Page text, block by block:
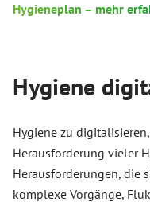
Hygieneplan – mehr
Hygiene
Hygiene zu digitalisieren
Herausforderung vieler
Herausforderungen, die
komplexe Vorgänge,